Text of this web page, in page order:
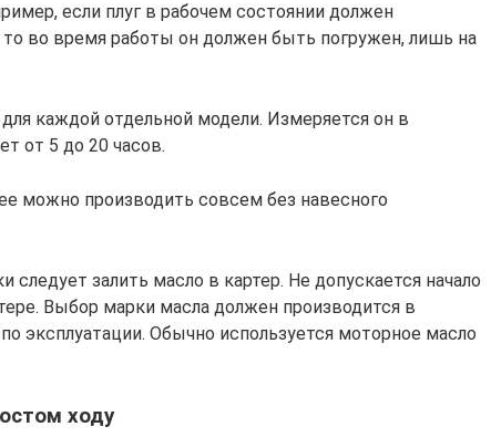
если плуг в рабочем состоянии должен
во время работы он должен быть погружен, лишь на
каждой отдельной модели. Измеряется он в
от 5 до 20 часов.
можно производить совсем без навесного
следует залить масло в картер. Не допускается начало
Выбор марки масла должен производится в
эксплуатации. Обычно используется моторное масло
ходу